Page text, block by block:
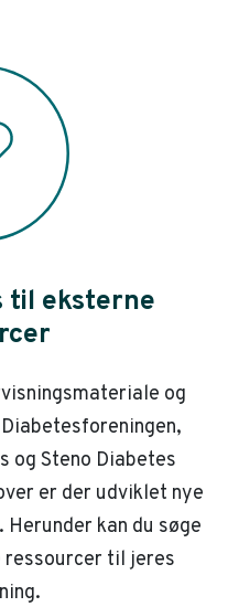
til eksterne
og
og Steno Diabetes
er der udviklet nye
kan du søge
til jeres